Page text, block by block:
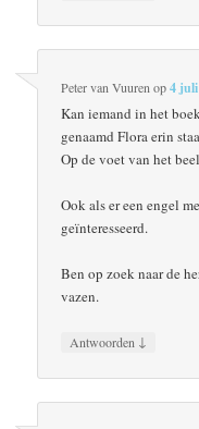
Peter van Vuuren op4 juli
Kan iemand in het
genaamd Flora erin
Op de voet van het
Ook als er een engel
geïnteresseerd.
Ben op zoek naar de
vazen.
Antwoorden ↓